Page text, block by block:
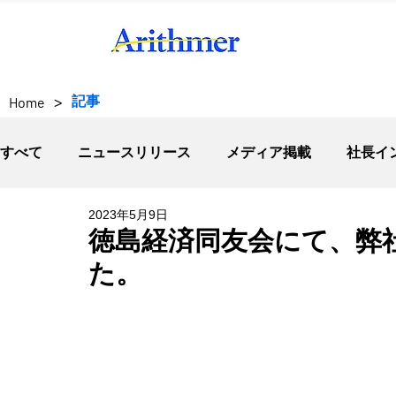
Home > 記事
すべて ニュースリリース メディア掲載 社長イ
徳島経済同友会にて、弊
た。
2023年5月9日